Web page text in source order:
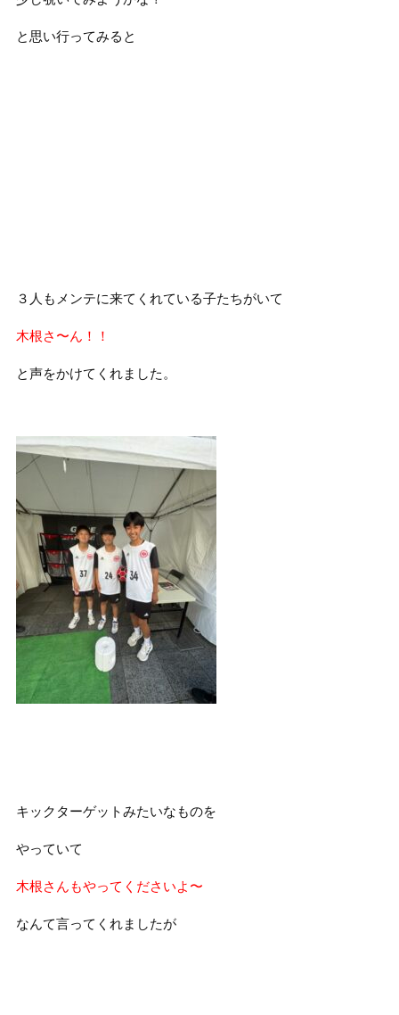
と思い行ってみると
３人もメンテに来てくれている子たちがいて
木根さ〜ん！！
と声をかけてくれました。
キックターゲットみたいなものを
やっていて
木根さんもやってくださいよ〜
なんて言ってくれましたが